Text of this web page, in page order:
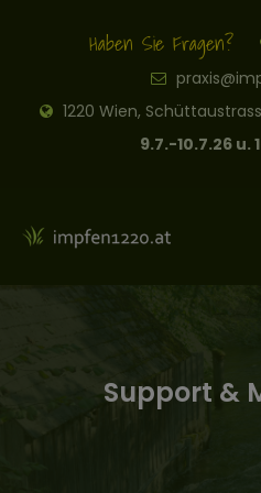
Haben Sie Fragen?
1220 Wien,
9.7.-10.7.26 u.
Support &